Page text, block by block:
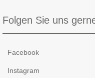
Folgen Sie uns
Facebook
Instagram